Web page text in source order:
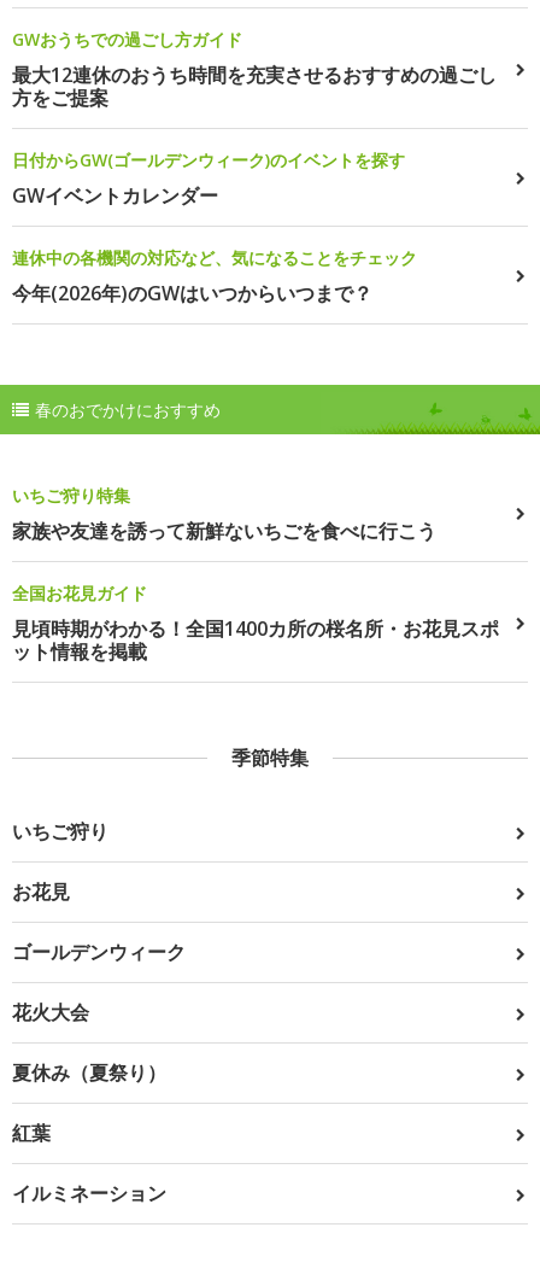
GWおうちでの過ごし方ガイド
最大12連休のおうち時間を充実させるおすすめの過ごし
方をご提案
日付からGW(ゴールデンウィーク)のイベントを探す
GWイベントカレンダー
連休中の各機関の対応など、気になることをチェック
今年(2026年)のGWはいつからいつまで？
春のおでかけにおすすめ
いちご狩り特集
家族や友達を誘って新鮮ないちごを食べに行こう
全国お花見ガイド
見頃時期がわかる！全国1400カ所の桜名所・お花見スポ
ット情報を掲載
季節特集
いちご狩り
お花見
ゴールデンウィーク
花火大会
夏休み（夏祭り）
紅葉
イルミネーション